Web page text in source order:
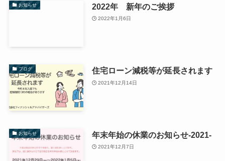
お知らせ 2022年 新年のご挨拶
2022年1月6日
ブログ 住宅ローン減税等が延長されます
2021年12月14日
お知らせ 年末年始の休業のお知らせ-2021-
2021年12月7日